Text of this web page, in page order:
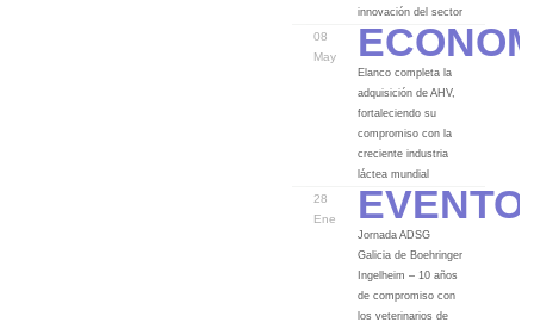
innovación del sector
08
May
Elanco completa la
adquisición de AHV,
fortaleciendo su
compromiso con la
creciente industria
láctea mundial
28
Ene
Jornada ADSG
Galicia de Boehringer
Ingelheim – 10 años
de compromiso con
los veterinarios de